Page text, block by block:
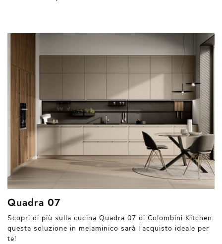
Quadra 07
Scopri di più sulla cucina Quadra 07 di Colombini Kitchen:
questa soluzione in melaminico sarà l'acquisto ideale per
te!